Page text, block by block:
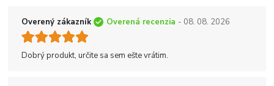
Overený zákazník Overená recenzia - 08. 08. 2026
Dobrý produkt, určite sa sem ešte vrátim.